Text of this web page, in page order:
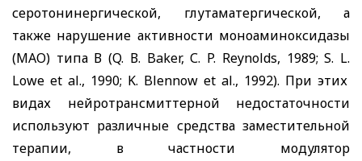
серотонинергической, глутаматергической, а
также нарушение активности моноаминоксидазы
(МАО) типа В (Q. В. Baker, С. P. Reynolds, 1989;S. L.
Lowe et al., 1990; K. Blennow et al., 1992). При этих
видах нейротрансмиттерной недостаточности
используют различные средства заместительной
терапии, в частности модулятор